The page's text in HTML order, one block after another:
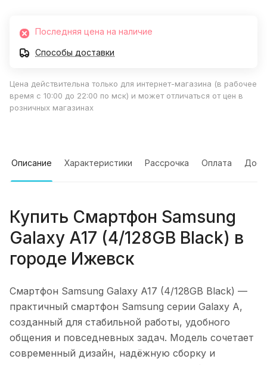
Последняя цена на наличие
Способы доставки
Цена действительна только для интернет-магазина (в рабочее
время с 10:00 до 22:00 по мск) и может отличаться от цен в
розничных магазинах
Описание Характеристики Рассрочка Оплата
Купить Смартфон Samsung
Galaxy A17 (4/128GB Black) в
городе Ижевск
Смартфон Samsung Galaxy A17 (4/128GB Black) —
практичный смартфон Samsung серии Galaxy A,
созданный для стабильной работы, удобного
общения и повседневных задач. Модель сочетает
современный дизайн, надёжную сборку и